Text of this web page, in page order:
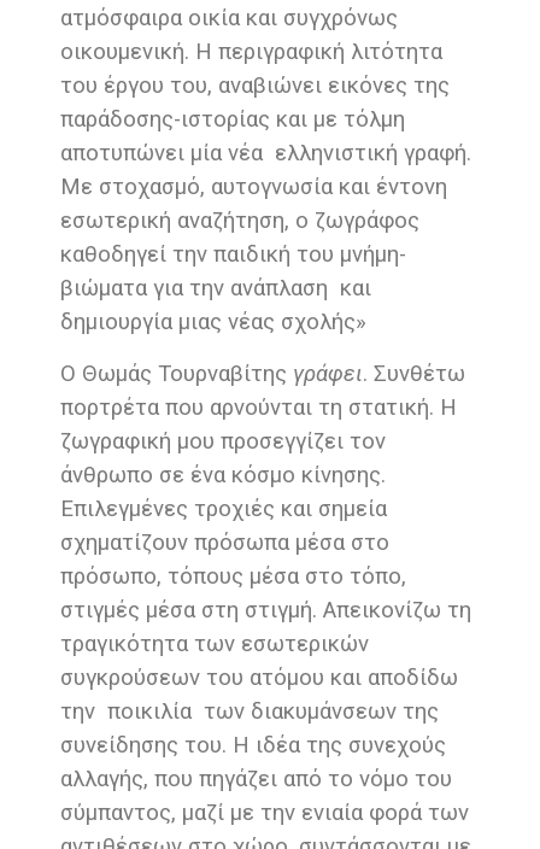
ατμόσφαιρα οικία και συγχρόνως
οικουμενική. Η περιγραφική λιτότητα
του έργου του, αναβιώνει εικόνες της
παράδοσης-ιστορίας και με τόλμη
αποτυπώνει μία νέα ελληνιστική γραφή.
Με στοχασμό, αυτογνωσία και έντονη
εσωτερική αναζήτηση, ο ζωγράφος
καθοδηγεί την παιδική του μνήμη-
βιώματα για την ανάπλαση και
δημιουργία μιας νέας σχολής»
Ο Θωμάς Τουρναβίτης γράφει. Συνθέτω
πορτρέτα που αρνούνται τη στατική. Η
ζωγραφική μου προσεγγίζει τον
άνθρωπο σε ένα κόσμο κίνησης.
Επιλεγμένες τροχιές και σημεία
σχηματίζουν πρόσωπα μέσα στο
πρόσωπο, τόπους μέσα στο τόπο,
στιγμές μέσα στη στιγμή. Απεικονίζω τη
τραγικότητα των εσωτερικών
συγκρούσεων του ατόμου και αποδίδω
την ποικιλία των διακυμάνσεων της
συνείδησης του. Η ιδέα της συνεχούς
αλλαγής, που πηγάζει από το νόμο του
σύμπαντος, μαζί με την ενιαία φορά των